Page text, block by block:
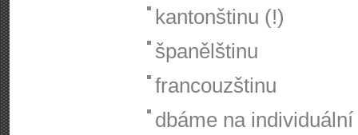
kantonštinu (!)
španělštinu
francouzštinu
dbáme na